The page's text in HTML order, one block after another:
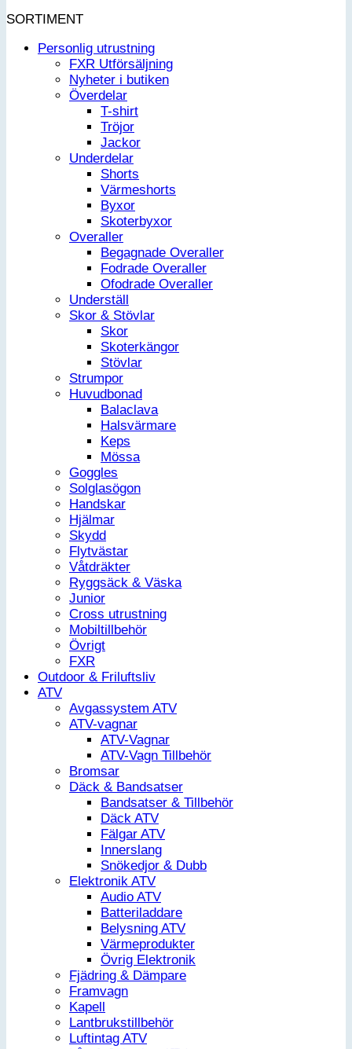
SORTIMENT
Personlig utrustning
FXR Utförsäljning
Nyheter i butiken
Överdelar
T-shirt
Tröjor
Jackor
Underdelar
Shorts
Värmeshorts
Byxor
Skoterbyxor
Overaller
Begagnade Overaller
Fodrade Overaller
Ofodrade Overaller
Underställ
Skor & Stövlar
Skor
Skoterkängor
Stövlar
Strumpor
Huvudbonad
Balaclava
Halsvärmare
Keps
Mössa
Goggles
Solglasögon
Handskar
Hjälmar
Skydd
Flytvästar
Våtdräkter
Ryggsäck & Väska
Junior
Cross utrustning
Mobiltillbehör
Övrigt
FXR
Outdoor & Friluftsliv
ATV
Avgassystem ATV
ATV-vagnar
ATV-Vagnar
ATV-Vagn Tillbehör
Bromsar
Däck & Bandsatser
Bandsatser & Tillbehör
Däck ATV
Fälgar ATV
Innerslang
Snökedjor & Dubb
Elektronik ATV
Audio ATV
Batteriladdare
Belysning ATV
Värmeprodukter
Övrig Elektronik
Fjädring & Dämpare
Framvagn
Kapell
Lantbrukstillbehör
Luftintag ATV